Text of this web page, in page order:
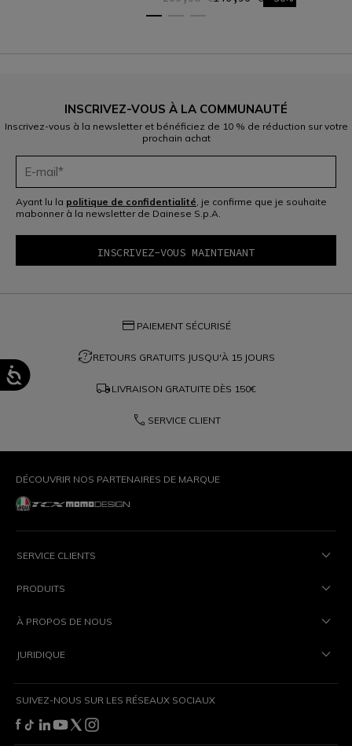
INSCRIVEZ-VOUS À LA COMMUNAUTÉ
Inscrivez-vous à la newsletter et bénéficiez de 10 % de réduction sur votre
prochain achat
Ayant lu la politique de confidentialité, je confirme que je souhaite
mabonner à la newsletter de Dainese S.p.A.
credit_card PAIEMENT SÉCURISÉ
question_exchangeRETOURS GRATUITS JUSQU'À 15 JOURS
local_shipping LIVRAISON GRATUITE DÈS 150€
phone SERVICE CLIENT
DÉCOUVRIR NOS PARTENAIRES DE MARQUE
SERVICE CLIENTS
PRODUITS
À PROPOS DE NOUS
JURIDIQUE
SUIVEZ-NOUS SUR LES RÉSEAUX SOCIAUX